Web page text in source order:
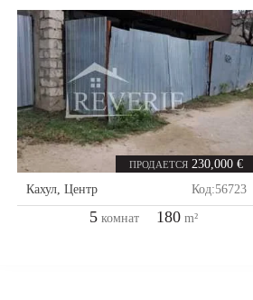
ПРОДАЕТСЯ 230,000 €
Кахул, Центр Код:56723
5комнат 180m²